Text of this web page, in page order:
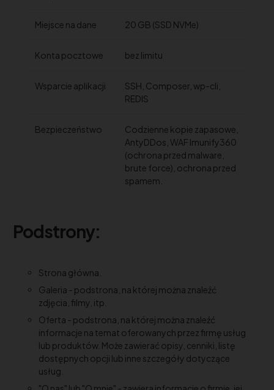
Miejsce na dane 20 GB (SSD NVMe)
Konta pocztowe bez limitu
Wsparcie aplikacji
SSH, Composer, wp-cli,
REDIS
Bezpieczeństwo
Codzienne kopie zapasowe,
AntyDDos, WAF Imunify360
(ochrona przed malware,
brute force), ochrona przed
spamem.
Podstrony:
Strona główna.
Galeria - podstrona, na której można znaleźć
zdjęcia, filmy, itp.
Oferta - podstrona, na której można znaleźć
informacje na temat oferowanych przez firmę usług
lub produktów. Może zawierać opisy, cenniki, listę
dostępnych opcji lub inne szczegóły dotyczące
usług.